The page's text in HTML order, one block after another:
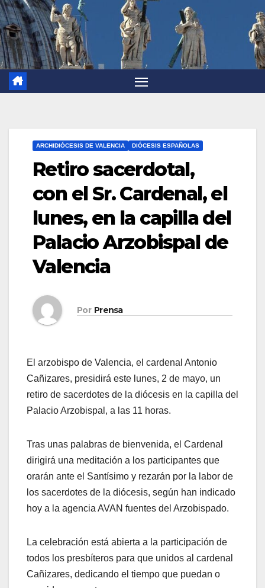
ARCHIDIÓCESIS DE VALENCIA DIÓCESIS ESPAÑOLAS
Retiro sacerdotal,
con el Sr. Cardenal, el
lunes, en la capilla del
Palacio Arzobispal de
Valencia
Por Prensa
El arzobispo de Valencia, el cardenal Antonio
Cañizares, presidirá este lunes, 2 de mayo, un
retiro de sacerdotes de la diócesis en la capilla del
Palacio Arzobispal, a las 11 horas.
Tras unas palabras de bienvenida, el Cardenal
dirigirá una meditación a los participantes que
orarán ante el Santísimo y rezarán por la labor de
los sacerdotes de la diócesis, según han indicado
hoy a la agencia AVAN fuentes del Arzobispado.
La celebración está abierta a la participación de
todos los presbíteros para que unidos al cardenal
Cañizares, dedicando el tiempo que puedan o